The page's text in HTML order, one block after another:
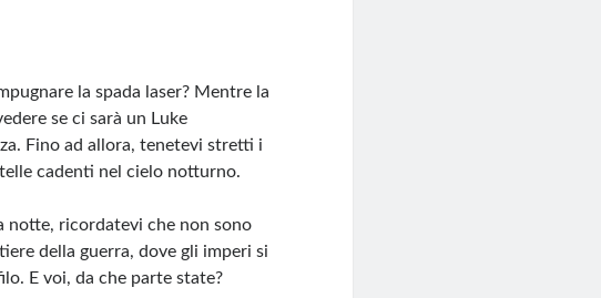
la spada laser? Mentre la
se ci sarà un Luke
Fino ad allora, tenetevi stretti i
cadenti nel cielo notturno.
notte, ricordatevi che non sono
della guerra, dove gli imperi si
E voi, da che parte state?